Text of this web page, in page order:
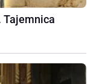
Tajemnica